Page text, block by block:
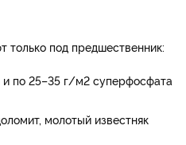
только под предшественник:
и по 25–35 г/м2 суперфосфата
молотый известняк